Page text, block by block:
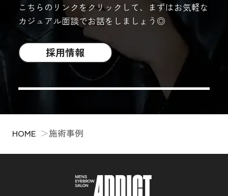
こちらのリンクをクリックして、まずはお気軽な
カジュアル面談でお話をしましょう◎
採用情報
HOME 施術事例